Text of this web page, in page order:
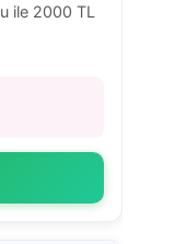
ile 2000 TL